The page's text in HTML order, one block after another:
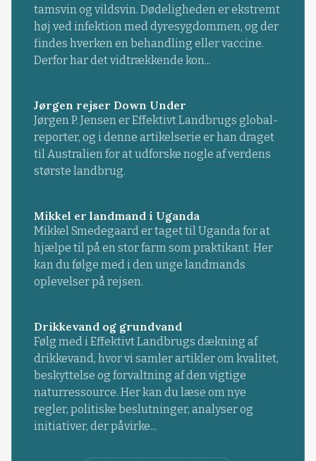
tamsvin og vildsvin. Dødeligheden er ekstremt
høj ved infektion med dyresygdommen, og der
findes hverken en behandling eller vaccine.
Derfor har det vidtrækkende kon...
Jørgen rejser Down Under
Jørgen P. Jensen er Effektivt Landbrugs global-
reporter, og i denne artikelserie er han draget
til Australien for at udforske nogle af verdens
største landbrug.
Mikkel er landmand i Uganda
Mikkel Smedegaard er taget til Uganda for at
hjælpe til på en stor farm som praktikant. Her
kan du følge med i den unge landmands
oplevelser på rejsen.
Drikkevand og grundvand
Følg med i Effektivt Landbrugs dækning af
drikkevand, hvor vi samler artikler om kvalitet,
beskyttelse og forvaltning af den vigtige
naturressource. Her kan du læse om nye
regler, politiske beslutninger, analyser og
initiativer, der påvirke...